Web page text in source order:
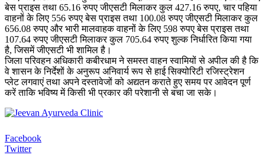
बेस प्राइस तथा 65.16 रुपए जीएसटी मिलाकर कुल 427.16 रुपए, चार पहिया
वाहनों के लिए 556 रुपए बेस प्राइस तथा 100.08 रुपए जीएसटी मिलाकर कुल
656.08 रुपए और भारी मालवाहक वाहनों के लिए 598 रुपए बेस प्राइस तथा
107.64 रुपए जीएसटी मिलाकर कुल 705.64 रुपए शुल्क निर्धारित किया गया
है, जिसमें जीएसटी भी शामिल है।
जिला परिवहन अधिकारी कबीरधाम ने समस्त वाहन स्वामियों से अपील की है कि
वे शासन के निर्देशों के अनुरूप अनिवार्य रूप से हाई सिक्योरिटी रजिस्ट्रेशन
प्लेट लगवाएं तथा अपने दस्तावेजों को अद्यतन कराते हुए समय पर आवेदन पूर्ण
करें ताकि भविष्य में किसी भी प्रकार की परेशानी से बचा जा सके।
Facebook
Twitter